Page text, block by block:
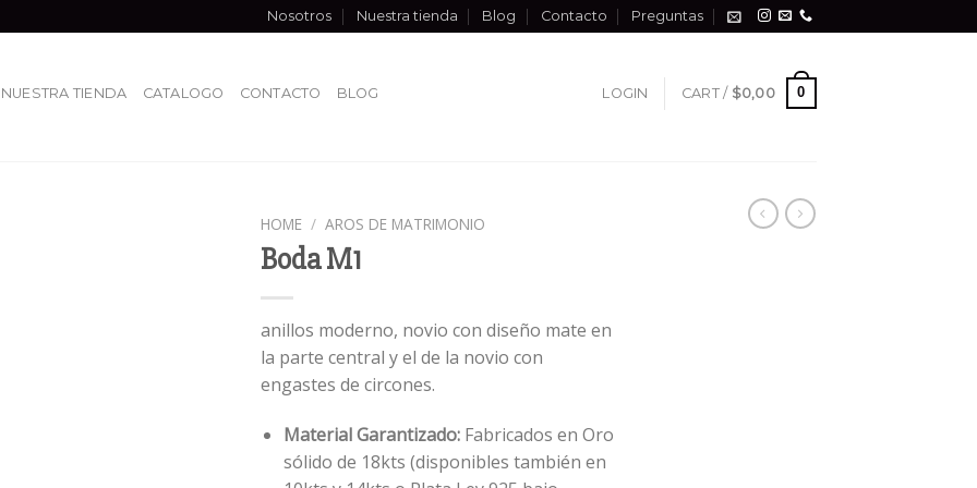
Nosotros Nuestra tienda Blog Contacto Preguntas
NUESTRA TIENDA CATALOGO CONTACTO BLOG LOGIN CART / $0,00 0
HOME / AROS DE MATRIMONIO
Boda M1
anillos moderno, novio con diseño mate en
la parte central y el de la novio con
engastes de circones.
Material Garantizado:Fabricados en Oro
sólido de 18kts (disponibles también en